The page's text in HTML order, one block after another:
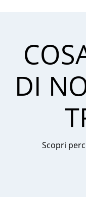
DI
Scopri